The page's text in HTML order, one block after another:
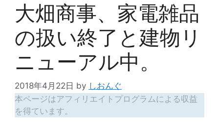
大畑商事、家電雑品
の扱い終了と建物リ
ニューアル中。
2018年4月22日 by しおんぐ
本ページはアフィリエイトプログラムによる収益
を得ています。